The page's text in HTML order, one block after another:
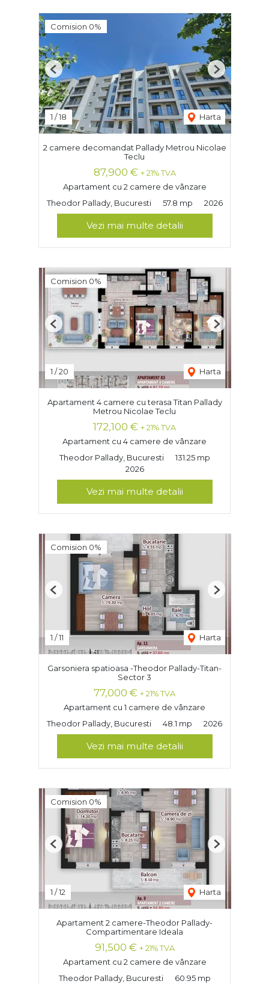
Comision 0%
1 /18 Harta
Previous Next
2 camere decomandat Pallady Metrou Nicolae
Teclu
87,900 € + 21% TVA
Apartament cu 2 camere de vânzare
Theodor Pallady, Bucuresti
57.8 mp 2026
Vezi mai multe detalii
Comision 0%
1 /20 Harta
Previous Next
Apartament 4 camere cu terasa Titan Pallady
Metrou Nicolae Teclu
172,100 € + 21% TVA
Apartament cu 4 camere de vânzare
Theodor Pallady, Bucuresti
131.25 mp
2026
Vezi mai multe detalii
Comision 0%
1 /11 Harta
Previous Next
Garsoniera spatioasa -Theodor Pallady-Titan-
Sector 3
77,000 € + 21% TVA
Apartament cu 1 camere de vânzare
Theodor Pallady, Bucuresti
48.1 mp 2026
Vezi mai multe detalii
Comision 0%
1 /12 Harta
Previous Next
Apartament 2 camere-Theodor Pallady-
Compartimentare Ideala
91,500 € + 21% TVA
Apartament cu 2 camere de vânzare
Theodor Pallady, Bucuresti
60.95 mp